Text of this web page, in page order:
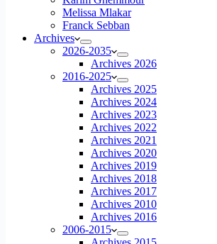
Melissa Mlakar
Franck Sebban
Archives
2026-2035
Archives 2026
2016-2025
Archives 2025
Archives 2024
Archives 2023
Archives 2022
Archives 2021
Archives 2020
Archives 2019
Archives 2018
Archives 2017
Archives 2010
Archives 2016
2006-2015